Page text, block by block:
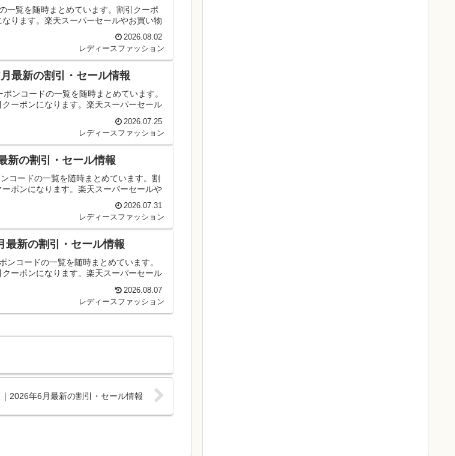
一覧を随時まとめています。割引クーポ
ります。楽天スーパーセールやお買い物
2026.08.02
レディースファッション
最新の割引・セール情報
ンコードの一覧を随時まとめています。
ーポンになります。楽天スーパーセール
2026.07.25
レディースファッション
新の割引・セール情報
コードの一覧を随時まとめています。割
ポンになります。楽天スーパーセールや
2026.07.31
レディースファッション
最新の割引・セール情報
コードの一覧を随時まとめています。
ーポンになります。楽天スーパーセール
2026.08.07
レディースファッション
2026年6月最新の割引・セール情報